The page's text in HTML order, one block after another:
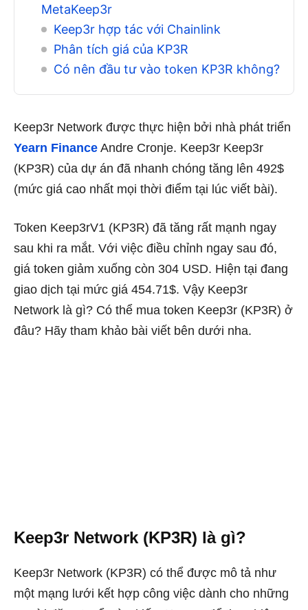
MetaKeep3r
Keep3r hợp tác với Chainlink
Phân tích giá của KP3R
Có nên đầu tư vào token KP3R không?
Keep3r Network được thực hiện bởi nhà phát triển
Yearn Finance Andre Cronje. Keep3r Keep3r
(KP3R) của dự án đã nhanh chóng tăng lên 492$
(mức giá cao nhất mọi thời điểm tại lúc viết bài).
Token Keep3rV1 (KP3R) đã tăng rất mạnh ngay
sau khi ra mắt. Với việc điều chỉnh ngay sau đó,
giá token giảm xuống còn 304 USD. Hiện tại đang
giao dịch tại mức giá 454.71$. Vậy Keep3r
Network là gì? Có thể mua token Keep3r (KP3R) ở
đâu? Hãy tham khảo bài viết bên dưới nha.
Keep3r Network (KP3R) là gì?
Keep3r Network (KP3R) có thể được mô tả như
một mạng lưới kết hợp công việc dành cho những